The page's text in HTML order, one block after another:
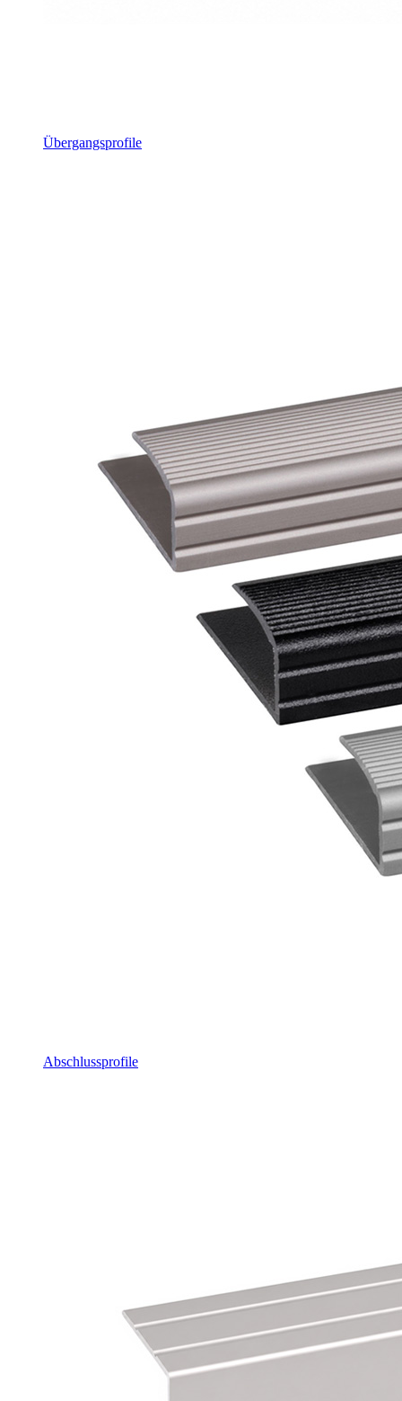
Übergangsprofile
Abschlussprofile